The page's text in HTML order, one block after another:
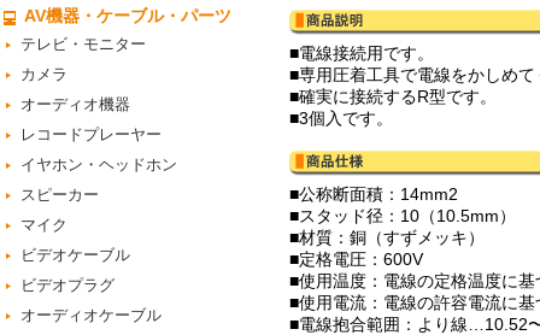
AV機器・ケーブル・パーツ
テレビ・モニター
カメラ
オーディオ機器
レコードプレーヤー
イヤホン・ヘッドホン
スピーカー
マイク
ビデオケーブル
ビデオプラグ
オーディオケーブル
■電線接続用です。
■専用圧着工具で電線をかしめて
■確実に接続するR型です。
■3個入です。
■公称断面積：14mm2
■スタッド径：10（10.5mm）
■材質：銅（すずメッキ）
■定格電圧：600V
■使用温度：電線の定格温度に基
■使用電流：電線の許容電流に基
■電線抱合範囲：より線…10.52